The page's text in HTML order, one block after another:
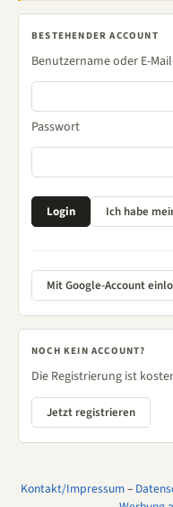
BESTEHENDER ACCOUNT
Benutzername oder E-
Passwort
Mit Google-Account
NOCH KEIN ACCOUNT?
Die Registrierung ist
Jetzt registrieren
Kontakt/Impressum–